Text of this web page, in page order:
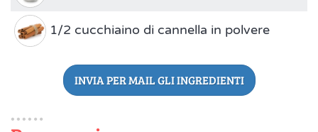
1/2 cucchiaino di cannella in polvere
INVIA PER MAIL GLI INGREDIENTI